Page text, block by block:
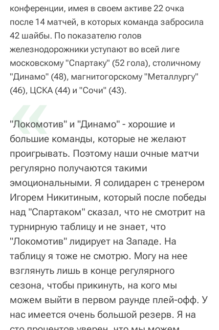
конференции, имея в своем активе 22 очка
после 14 матчей, в которых команда забросила
42 шайбы. По показателю голов
железнодорожники уступают во всей лиге
московскому "Спартаку" (52 гола), столичному
"Динамо" (48), магнитогорскому "Металлургу"
(46), ЦСКА (44) и "Сочи" (43).
«
"Локомотив" и "Динамо" - хорошие и
большие команды, которые не желают
проигрывать. Поэтому наши очные матчи
регулярно получаются такими
эмоциональными. Я солидарен с тренером
Игорем Никитиным, который после победы
над "Спартаком" сказал, что не смотрит на
турнирную таблицу и не знает, что
"Локомотив" лидирует на Западе. На
таблицу я тоже не смотрю. Могу на нее
взглянуть лишь в конце регулярного
сезона, чтобы прикинуть, на кого мы
можем выйти в первом раунде плей-офф. У
нас имеется очень большой резерв. Я на